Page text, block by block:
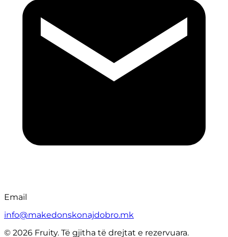
Email
info@makedonskonajdobro.mk
© 2026 Fruity. Të gjitha të drejtat e rezervuara.